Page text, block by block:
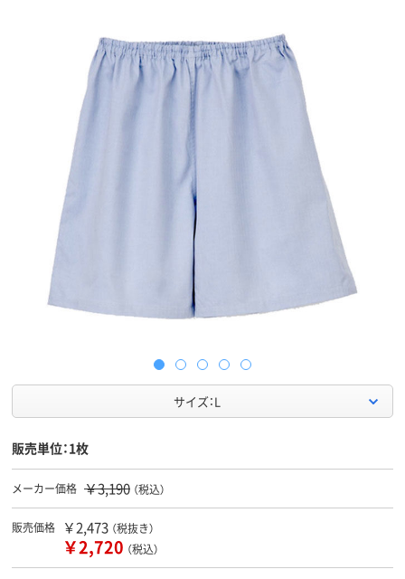
サイズ：L
販売単位：1枚
メーカー価格 ￥3,190 （税込）
販売価格 ￥2,473 （税抜き）
￥2,720 （税込）